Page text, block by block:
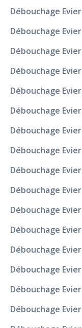
Débouchage Evier
Débouchage Evier
Débouchage Evier
Débouchage Evier
Débouchage Evier
Débouchage Evier
Débouchage Evier
Débouchage Evier
Débouchage Evier
Débouchage Evier
Débouchage Evier
Débouchage Evier
Débouchage Evier
Débouchage Evier
Débouchage Evier
Débouchage Evier